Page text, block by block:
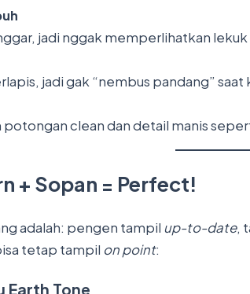
jadi nggak memperlihatkan
jadi gak “nembus pandang” saat
clean dan detail manis
+ Sopan = Perfect!
adalah: pengen tampil up-to-date,
tetap tampil on point:
Earth Tone